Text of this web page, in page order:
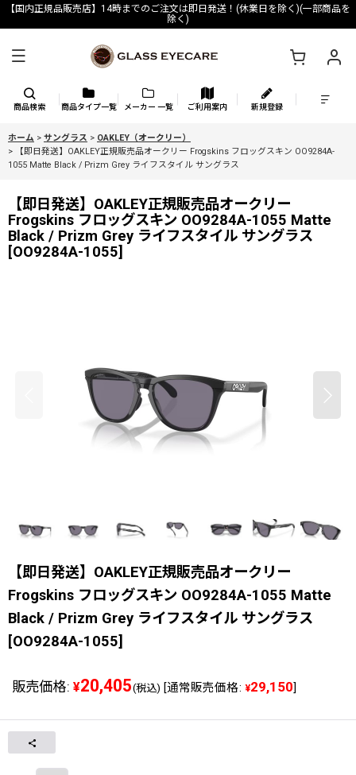
【国内正規品販売店】14時までのご注文は即日発送！(休業日を除く)(一部商品を
除く)
商品検索 商品タイプ一覧 メーカー 一覧 ご利用案内 新規登録
ホーム > サングラス > OAKLEY（オークリー）
>
【即日発送】OAKLEY正規販売品オークリー Frogskins フロッグスキン OO9284A-
1055 Matte Black / Prizm Grey ライフスタイル サングラス
【即日発送】OAKLEY正規販売品オークリー
Frogskins フロッグスキン OO9284A-1055 Matte
Black / Prizm Grey ライフスタイル サングラス
[OO9284A-1055]
【即日発送】OAKLEY正規販売品オークリー
Frogskins フロッグスキン OO9284A-1055 Matte
Black / Prizm Grey ライフスタイル サングラス
[OO9284A-1055]
販売価格: ¥20,405(税込) [通常販売価格: ¥29,150]